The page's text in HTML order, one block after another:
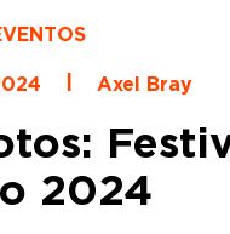
Axel Bray
2024